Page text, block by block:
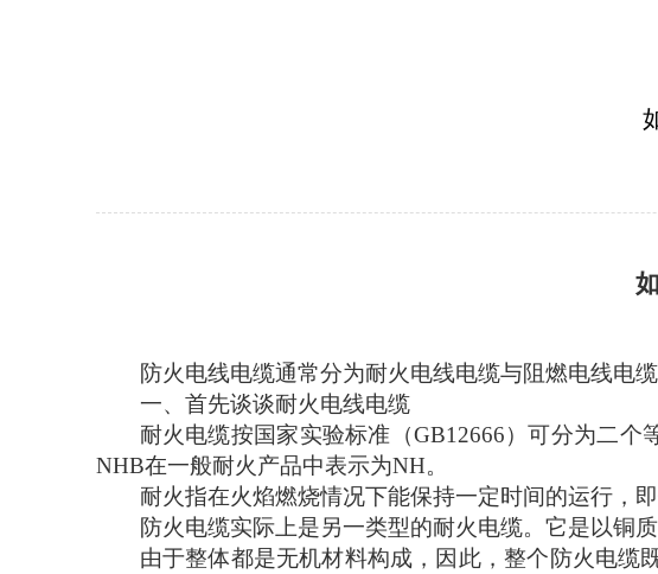
防火电线电缆通常分为耐火电线电缆与阻燃电线电
一、首先谈谈耐火电线电缆
耐火电缆按国家实验标准（GB12666）可分为二个
NHB在一般耐火产品中表示为NH。
耐火指在火焰燃烧情况下能保持一定时间的运行，
防火电缆实际上是另一类型的耐火电缆。它是以铜
由于整体都是无机材料构成，因此，整个防火电缆